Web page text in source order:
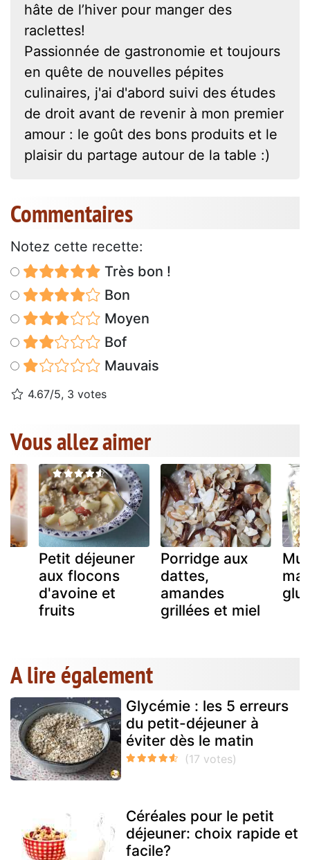
hâte de l’hiver pour manger des
raclettes!
Passionnée de gastronomie et toujours
en quête de nouvelles pépites
culinaires, j'ai d'abord suivi des études
de droit avant de revenir à mon premier
amour : le goût des bons produits et le
plaisir du partage autour de la table :)
Commentaires
Notez cette recette:
Très bon !
Bon
Moyen
Bof
Mauvais
4.67/5, 3 votes
Vous allez aimer
Petit déjeuner
aux flocons
d'avoine et
fruits
Porridge aux
dattes,
amandes
grillées et miel
A lire également
Glycémie : les 5 erreurs
du petit-déjeuner à
éviter dès le matin
Céréales pour le petit
déjeuner: choix rapide et
facile?